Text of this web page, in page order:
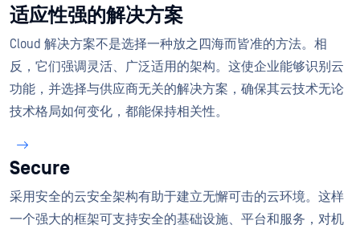
适应性强的解决方案
Cloud 解决方案不是选择一种放之四海而皆准的方法。相
反，它们强调灵活、广泛适用的架构。这使企业能够识别云
功能，并选择与供应商无关的解决方案，确保其云技术无论
技术格局如何变化，都能保持相关性。
Secure
采用安全的云安全架构有助于建立无懈可击的云环境。这样
一个强大的框架可支持安全的基础设施、平台和服务，对机